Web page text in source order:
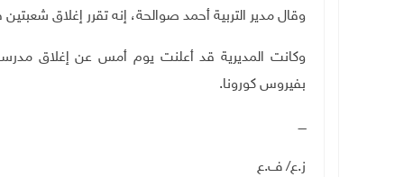
وقال مدير التربية أحمد صوالحة، إنه تقرر إغلاق
وكانت المديرية قد أعلنت يوم أمس عن إغلاق
بفيروس كورونا.
ــــ
ز.ع/ ف.ع